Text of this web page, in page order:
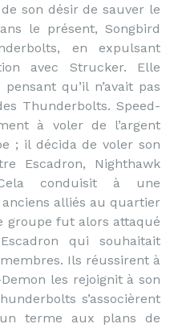
son désir de sauver le
le présent, Songbird
en expulsant
avec Strucker. Elle
qu’il n’avait pas
Thunderbolts. Speed-
à voler de l’argent
; il décida de voler son
Escadron, Nighthawk
conduisit à une
alliés au quartier
groupe fut alors attaqué
qui souhaitait
Ils réussirent à
les rejoignit à son
s’associèrent
terme aux plans de